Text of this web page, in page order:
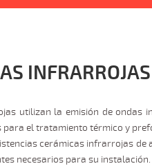
utilizan la emisión de ondas
el tratamiento térmico y
cerámicas infrarrojas
necesarios para su instalación.